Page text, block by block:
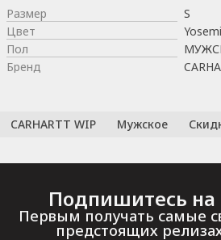
Размер
S
Цвет
Пол
Бренд
CARHARTT WIP Мужское
Подпишитесь на
Первым получать самые
предстоящих